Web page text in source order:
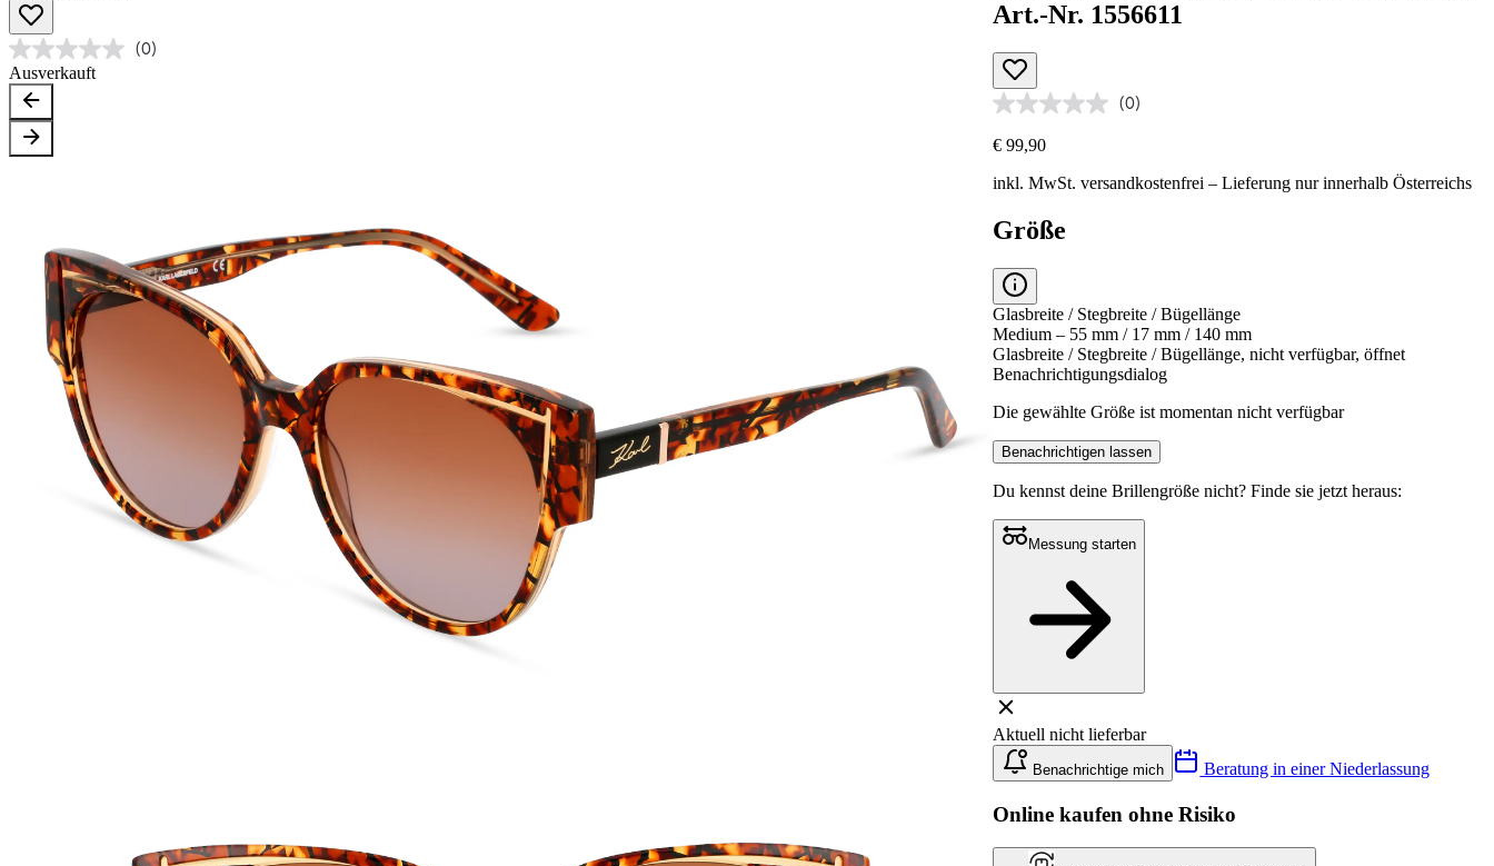
(0)
Ausverkauft
Art.-Nr. 1556611
(0)
€ 99,90
inkl. MwSt.versandkostenfrei – Lieferung nur innerhalb Österreichs
Größe
Glasbreite / Stegbreite / Bügellänge
Medium – 55 mm / 17 mm / 140 mm
Glasbreite / Stegbreite / Bügellänge, nicht verfügbar, öffnet
Benachrichtigungsdialog
Die gewählte Größe ist momentan nicht verfügbar
Benachrichtigen lassen
Du kennst deine Brillengröße nicht?Finde sie jetzt heraus:
Messung starten
Aktuell nicht lieferbar
Benachrichtige mich Beratung in einer Niederlassung
Online kaufen ohne Risiko